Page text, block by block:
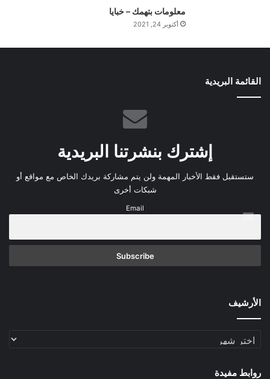
ي
م
معلومات بتهمك – خبايا
أكتوبر 24, 2021
القائمة البريدية
إشترك بنشرتنا البريدية
ستستقبل فقط الأخبار المهمة ولن يتم مشاركة بريدك الخاص مع مواقع أو
شبكات أخرى
Email
الأرشيف
الأرشيف
روابط مفيدة